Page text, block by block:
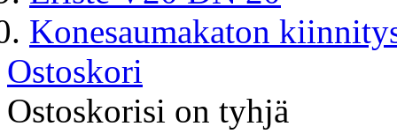
Konesaumakaton
Ostoskori
Ostoskorisi on tyhjä